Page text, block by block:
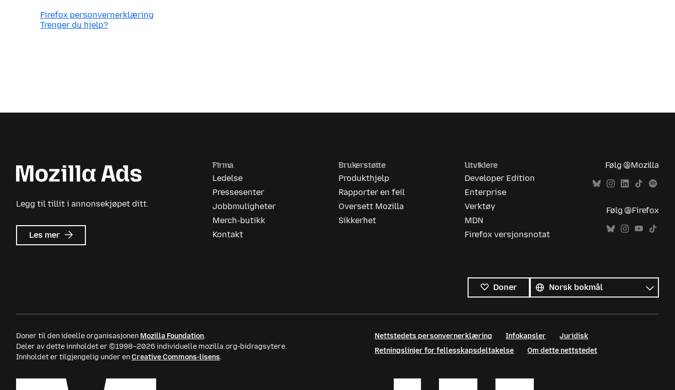
Firefox personvernerklæring
Trenger du hjelp?
Legg til tillit i annonsekjøpet ditt.
Les mer om
Mozilla
Firma
Ledelse
Pressesenter
Jobbmuligheter
Merch-butikk
Kontakt
Brukerstøtte
Produkthjelp
Rapporter en feil
Oversett Mozilla
Sikkerhet
Utviklere
Developer Edition
Enterprise
Verktøy
MDN
Firefox versjonsnotat
Følg @Mozilla
Følg @Firefox
Doner
språk
Språk
Doner til den ideelle organisasjonen Mozilla Foundation.
Deler av dette innholdet er ©1998–2026 individuelle mozilla.org-bidragsytere.
Innholdet er tilgjengelig under enCreative Commons-lisens.
Nettstedets personvernerklæring Infokapsler
Juridisk
Retningslinjer for fellesskapsdeltakelse
Om dette nettstedet